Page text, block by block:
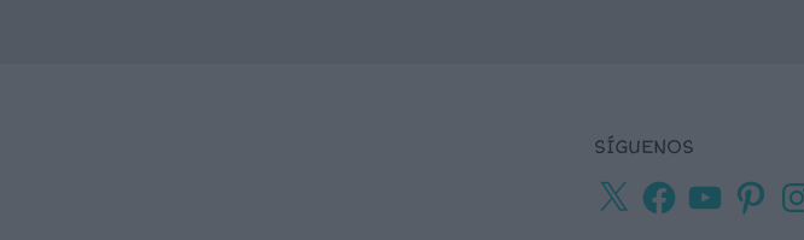
SÍGUENOS
X
Facebook
YouTube